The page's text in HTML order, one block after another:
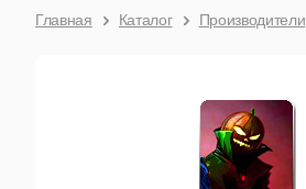
Главная Каталог Производители